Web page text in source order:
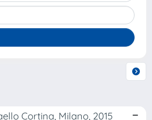
Cortina, Milano, 2015